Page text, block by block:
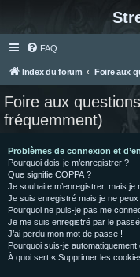
FAQ
Index du forum Foire aux
Foire aux
fréquemment)
Problèmes de connexion et
Pourquoi dois-je m’enregistrer ?
Que signifie COPPA ?
Je souhaite m’enregistrer, mais je
Je suis enregistré mais je ne
Pourquoi ne puis-je pas me
Je me suis enregistré par le
J’ai perdu mon mot de passe !
Pourquoi suis-je
À quoi sert « Supprimer les